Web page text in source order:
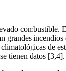
grandes
de
tienen datos